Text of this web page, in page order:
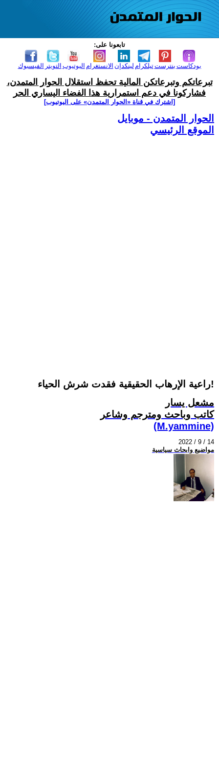
تابعونا على:
الفيسبوك التويتر اليوتيوب الانستغرام لينكدإن تيلكرامبنترست بودكاست
تبرعاتكم وتبرعاتكن المالية تحفظ استقلال الحوار المتمدن،
فشاركونا في دعم استمرارية هذا الفضاء اليساري الحر
[اشترك في قناة ‫«الحوار المتمدن» على اليوتيوب]
الحوار المتمدن - موبايل
الموقع الرئيسي
راعية الإرهاب الحقيقية فقدت شرش الحياء!
مشعل يسار
كاتب وباحث ومترجم وشاعر
(M.yammine)
2022 / 9 / 14
مواضيع وابحاث سياسية